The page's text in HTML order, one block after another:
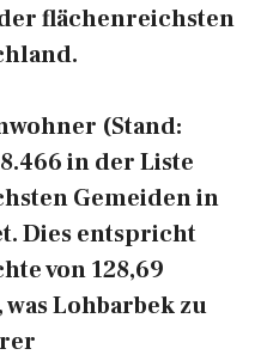
flächenreichsten
(Stand:
8.466 in der Liste
Gemeiden in
Dies entspricht
von 128,69
Lohbarbek zu